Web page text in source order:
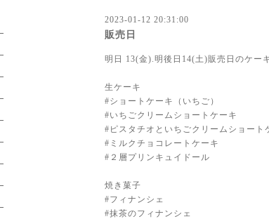
2023-01-12 20:31:00
販売日
明日 13(金).明後日14(土)販売日のケー
生ケーキ
#ショートケーキ（いちご）
#いちごクリームショートケーキ
#ピスタチオといちごクリームショー
#ミルクチョコレートケーキ
#２層プリンキュイドール
焼き菓子
#フィナンシェ
#抹茶のフィナンシェ